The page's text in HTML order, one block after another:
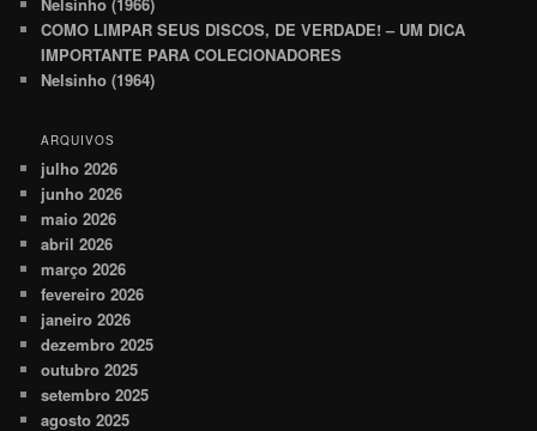
Nelsinho (1966)
COMO LIMPAR SEUS DISCOS, DE VERDADE! – UM DICA
IMPORTANTE PARA COLECIONADORES
Nelsinho (1964)
ARQUIVOS
julho 2026
junho 2026
maio 2026
abril 2026
março 2026
fevereiro 2026
janeiro 2026
dezembro 2025
outubro 2025
setembro 2025
agosto 2025